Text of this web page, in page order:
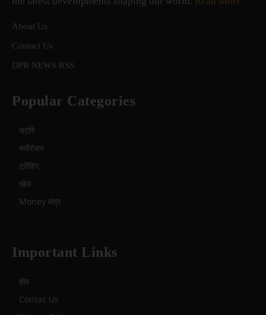
About Us
Contact Us
DPR NEWS RSS
Popular Categories
चटोरे
मनोरंजन
ट्रेंडिंग
खेल
Money मंत्र
Important Links
होम
Contac Us